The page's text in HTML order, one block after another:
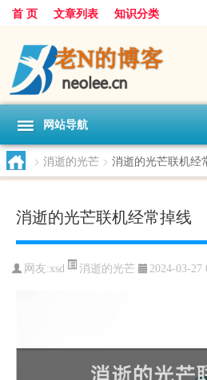
首 页 文章列表 知识分类
网站导航
> 消逝的光芒 > 消逝的光芒联机经
消逝的光芒联机经常掉线
网友:xsd 消逝的光芒 2024-03-27